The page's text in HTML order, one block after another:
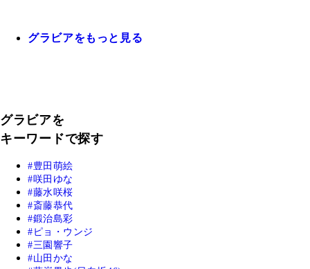
グラビアをもっと見る
グラビアを
キーワードで探す
豊田萌絵
咲田ゆな
藤水咲桜
斎藤恭代
鍛治島彩
ピョ・ウンジ
三園響子
山田かな